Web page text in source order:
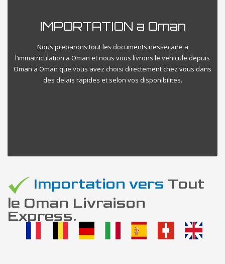
IMPORTATION a Oman
Nous preparons tout les documents nessecaire a
l’immatriculation a Oman et nous vous livrons le vehicule depuis
Oman a Oman que vous avez choisi directement chez vous dans
des delais rapides et selon vos disponibilites.
Importation vers Tout
le Oman Livraison
Express.